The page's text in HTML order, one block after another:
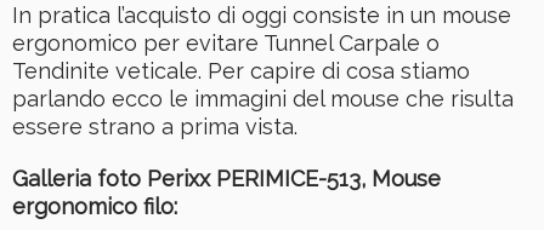
In pratica l’acquisto di oggi consiste in un mouse
ergonomico per evitare Tunnel Carpale o
Tendinite veticale. Per capire di cosa stiamo
parlando ecco le immagini del mouse che risulta
essere strano a prima vista.
Galleria foto Perixx PERIMICE-513, Mouse
ergonomico filo: